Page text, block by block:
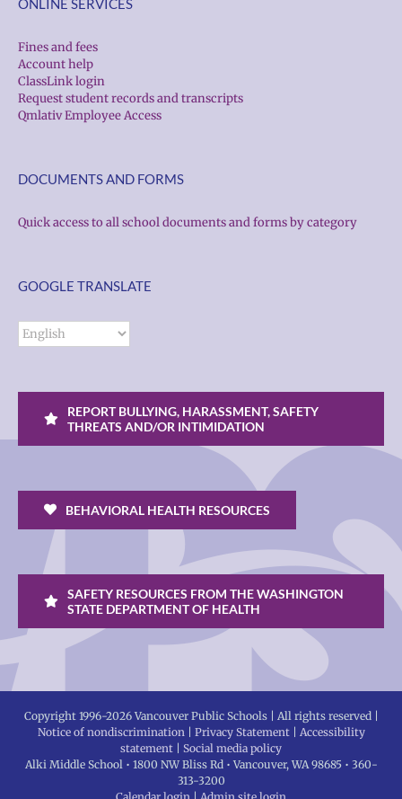
ONLINE SERVICES
Fines and fees
Account help
ClassLink login
Request student records and transcripts
Qmlativ Employee Access
DOCUMENTS AND FORMS
Quick access to all school documents and forms by category
GOOGLE TRANSLATE
REPORT BULLYING, HARASSMENT, SAFETY
THREATS AND/OR INTIMIDATION
BEHAVIORAL HEALTH RESOURCES
SAFETY RESOURCES FROM THE WASHINGTON
STATE DEPARTMENT OF HEALTH
Copyright 1996-2026 Vancouver Public Schools | All rights reserved |
Notice of nondiscrimination
Privacy Statement| Accessibility
statement
Social media policy
Alki Middle School • 1800 NW Bliss Rd • Vancouver, WA 98685 • 360-
313-3200